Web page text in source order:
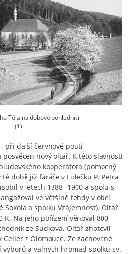
Těla na dobové pohlednici
(1).
při další červnové pouti –
posvěcen nový oltář. K této slavnosti
kooperátora (pomocný
době již faráře v Lidečku P. Petra
v letech 1888 -1900 a spolu s
ve většině tehdy v obci
Sokola a spolku Vzájemnost). Oltář
K. Na jeho pořízení věnoval 800
ze Sudkova. Oltář zhotovil
z Olomouce. Ze zachované
a valných hromad spolku sv.